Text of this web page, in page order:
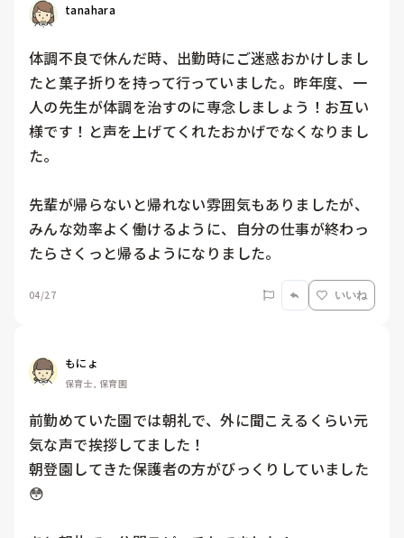
tanahara
体調不良で休んだ時、出勤時にご迷惑おかけしまし
たと菓子折りを持って行っていました。昨年度、一
人の先生が体調を治すのに専念しましょう！お互い
様です！と声を上げてくれたおかげでなくなりまし
た。
先輩が帰らないと帰れない雰囲気もありましたが、
みんな効率よく働けるように、自分の仕事が終わっ
04/27 いいね
もにょ
保育士, 保育園
前勤めていた園では朝礼で、外に聞こえるくらい元
気な声で挨拶してました！
朝登園してきた保護者の方がびっくりしていました
😳